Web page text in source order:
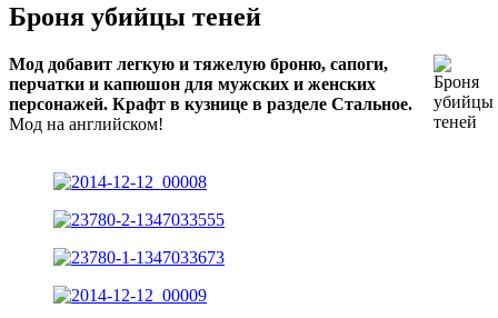
Броня убийцы теней
Мод добавит легкую и тяжелую броню, сапоги,
перчатки и капюшон для мужских и женских
персонажей. Крафт в кузнице в разделе Стальное.
Мод на английском!